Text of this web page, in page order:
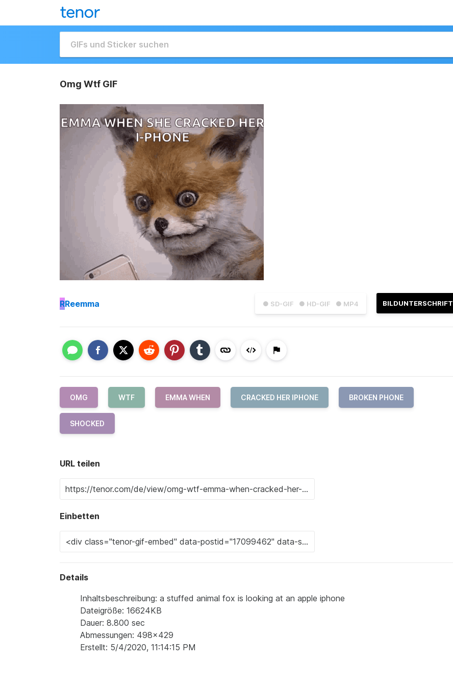
Omg Wtf GIF
● SD-GIF ● HD-GIF ● MP4 BILDUNTERSCHRIFT
RReemma
OMG WTF EMMA WHEN CRACKED HER IPHONE BROKEN PHONE
SHOCKED
URL teilen
Einbetten
Details
Inhaltsbeschreibung: a stuffed animal fox is looking at an apple iphone
Dateigröße: 16624KB
Dauer: 8.800 sec
Abmessungen: 498x429
Erstellt: 5/4/2020, 11:14:15 PM